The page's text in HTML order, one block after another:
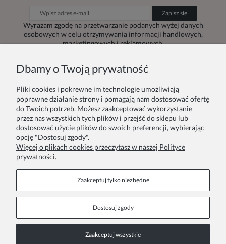
Zapisz się
Wyrażam zgodę na przetwarzanie podanych wyżej danych
osobowych w celu otrzymywania informacji handlowych,
marketingowych i reklamowych.
Zamówienie
Twoje zamówienia
Zwroty i reklamacje
Formy płatności
Czas i koszty dostawy
Inne
Blog
Zainspiruj się
Kontakt
Pn. - Pt. 9:00 - 15:00
Dbamy o Twoją prywatność
Pliki cookies i pokrewne im technologie umożliwiają
poprawne działanie strony i pomagają nam dostosować ofertę
do Twoich potrzeb. Możesz zaakceptować wykorzystanie
przez nas wszystkich tych plików i przejść do sklepu lub
dostosować użycie plików do swoich preferencji, wybierając
opcję "Dostosuj zgody".
Więcej o plikach cookies przeczytasz w naszej Polityce
prywatności.
Zaakceptuj tylko niezbędne
Dostosuj zgody
Zaakceptuj wszystkie